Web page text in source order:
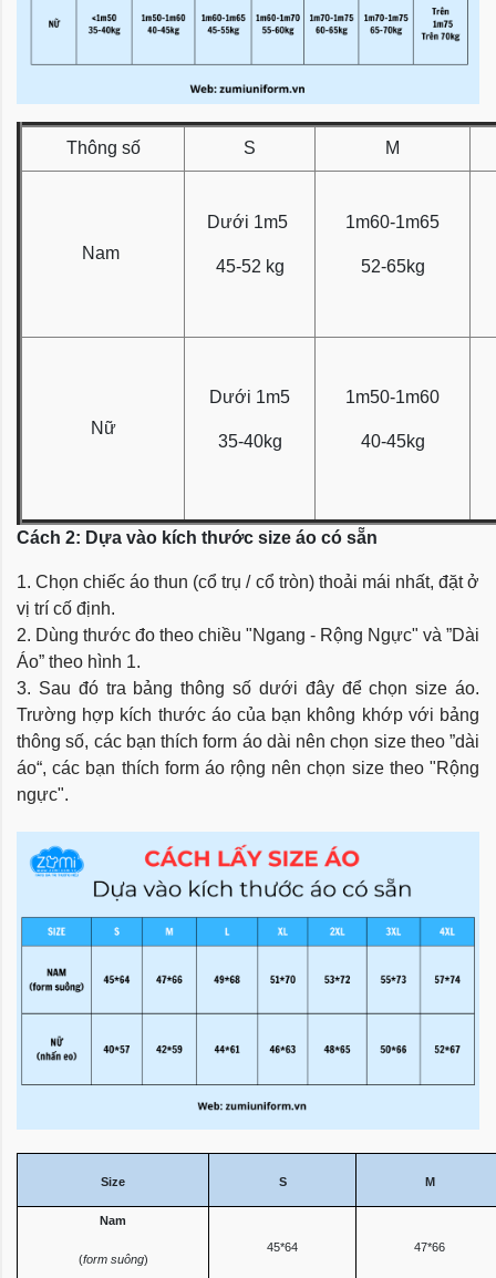
Thông số S M
Nam
Dưới 1m5
45-52 kg
1m60-1m65
52-65kg
Nữ
Dưới 1m5
35-40kg
1m50-1m60
40-45kg
Cách 2: Dựa vào kích thước size áo có sẵn
1. Chọn chiếc áo thun (cổ trụ / cổ tròn) thoải mái nhất, đặt ở
vị trí cố định.
2. Dùng thước đo theo chiều "Ngang - Rộng Ngực" và ”Dài
Áo” theo hình 1.
3. Sau đó tra bảng thông số dưới đây để chọn size áo.
Trường hợp kích thước áo của bạn không khớp với bảng
thông số, các bạn thích form áo dài nên chọn size theo ”dài
áo“, các bạn thích form áo rộng nên chọn size theo "Rộng
ngực".
Size S M
Nam
45*64
47*66
(form suông)